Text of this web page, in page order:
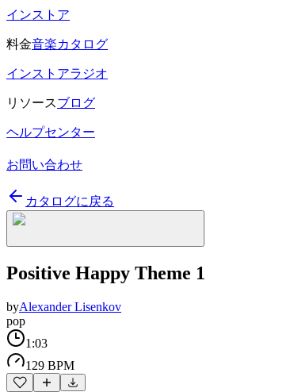
インストア
料金音楽カタログ
インストアラジオ
リソースブログ
ヘルプセンター
お問い合わせ
カタログに戻る
Positive Happy Theme 1
byAlexander Lisenkov
pop
1:03
129 BPM